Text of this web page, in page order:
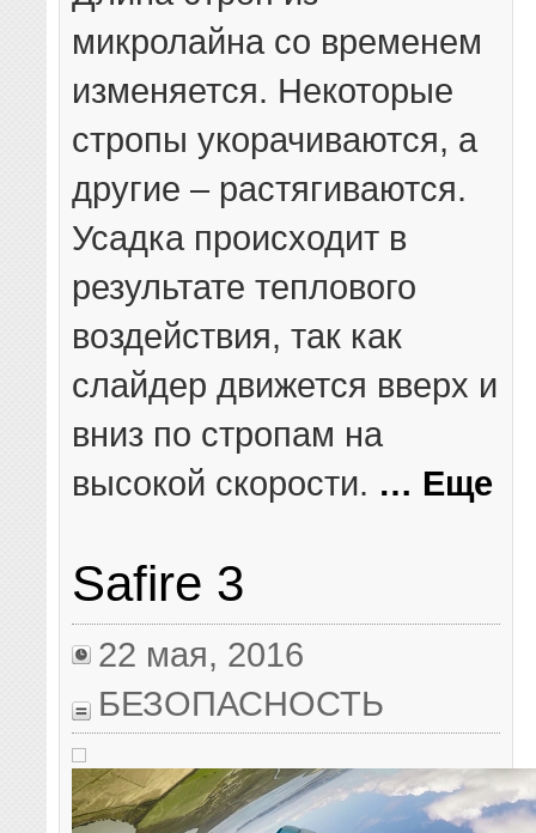
микролайна со временем
изменяется. Некоторые
стропы укорачиваются, а
другие – растягиваются.
Усадка происходит в
результате теплового
воздействия, так как
слайдер движется вверх и
вниз по стропам на
высокой скорости. … Еще
Safire 3
22 мая, 2016
БЕЗОПАСНОСТЬ